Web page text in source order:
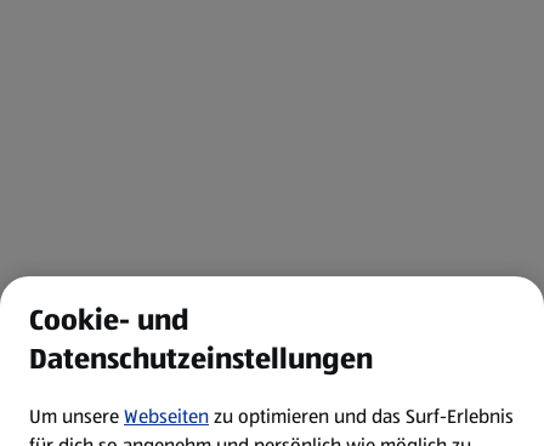
Cookie- und
Datenschutzeinstellungen
Um unsereWebseitenzu optimieren und das Surf-Erlebnis